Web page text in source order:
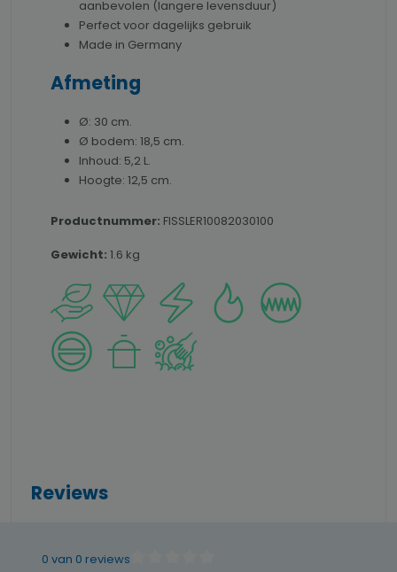
aanbevolen (langere levensduur)
Perfect voor dagelijks gebruik
Made in Germany
Afmeting
Ø: 30 cm.
Ø bodem: 18,5 cm.
Inhoud: 5,2 L.
Hoogte: 12,5 cm.
Productnummer: FISSLER10082030100
Gewicht: 1.6 kg
Reviews
0 van 0 reviews